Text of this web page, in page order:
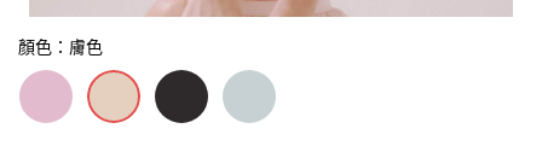
顏色：膚色